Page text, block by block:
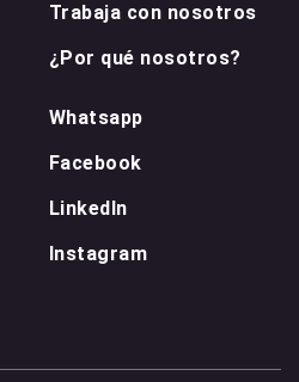
Trabaja con nosotros
¿Por qué nosotros?
Whatsapp
Facebook
LinkedIn
Instagram